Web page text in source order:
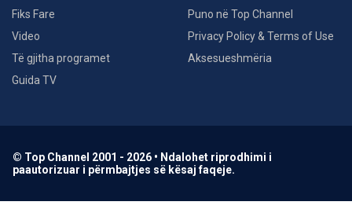
Fiks Fare
Video
Të gjitha programet
Guida TV
Puno në Top Channel
Privacy Policy & Terms of Use
Aksesueshmëria
© Top Channel 2001 - 2026 • Ndalohet riprodhimi i
paautorizuar i përmbajtjes së kësaj faqeje.